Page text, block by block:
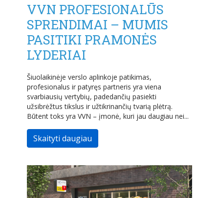
VVN PROFESIONALŪS
SPRENDIMAI – MUMIS
PASITIKI PRAMONĖS
LYDERIAI
Šiuolaikinėje verslo aplinkoje patikimas,
profesionalus ir patyręs partneris yra viena
svarbiausių vertybių, padedančių pasiekti
užsibrėžtus tikslus ir užtikrinančių tvarią plėtrą.
Būtent toks yra VVN – įmonė, kuri jau daugiau nei...
Skaityti daugiau